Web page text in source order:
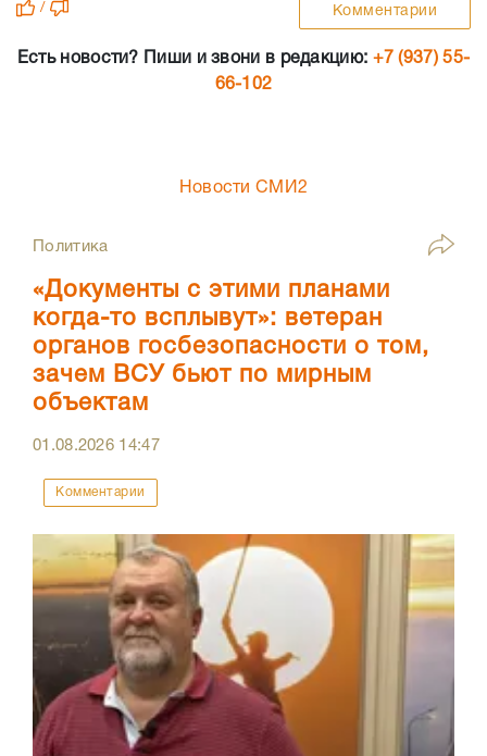
/ Комментарии
Есть новости? Пиши и звони в редакцию: +7 (937) 55-
66-102
Новости СМИ2
Политика
«Документы с этими планами
когда-то всплывут»: ветеран
органов госбезопасности о том,
зачем ВСУ бьют по мирным
объектам
01.08.2026 14:47
Комментарии